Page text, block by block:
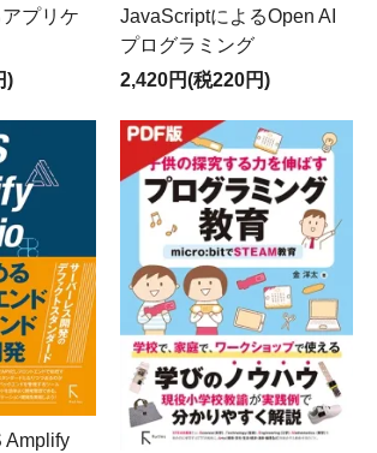
プリケ
)
JavaScriptによるOpen AI
プログラミング
2,420円(税220円)
Amplify